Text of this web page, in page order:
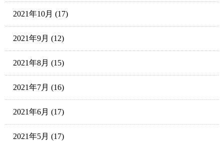
2021年10月 (17)
2021年9月 (12)
2021年8月 (15)
2021年7月 (16)
2021年6月 (17)
2021年5月 (17)